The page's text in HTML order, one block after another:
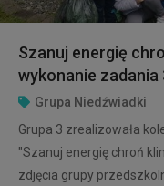
Szanuj energię
wykonanie zadania
Grupa Niedźwiadki
Grupa 3 zrealizowała
"Szanuj energię chroń
zdjęcia grupy